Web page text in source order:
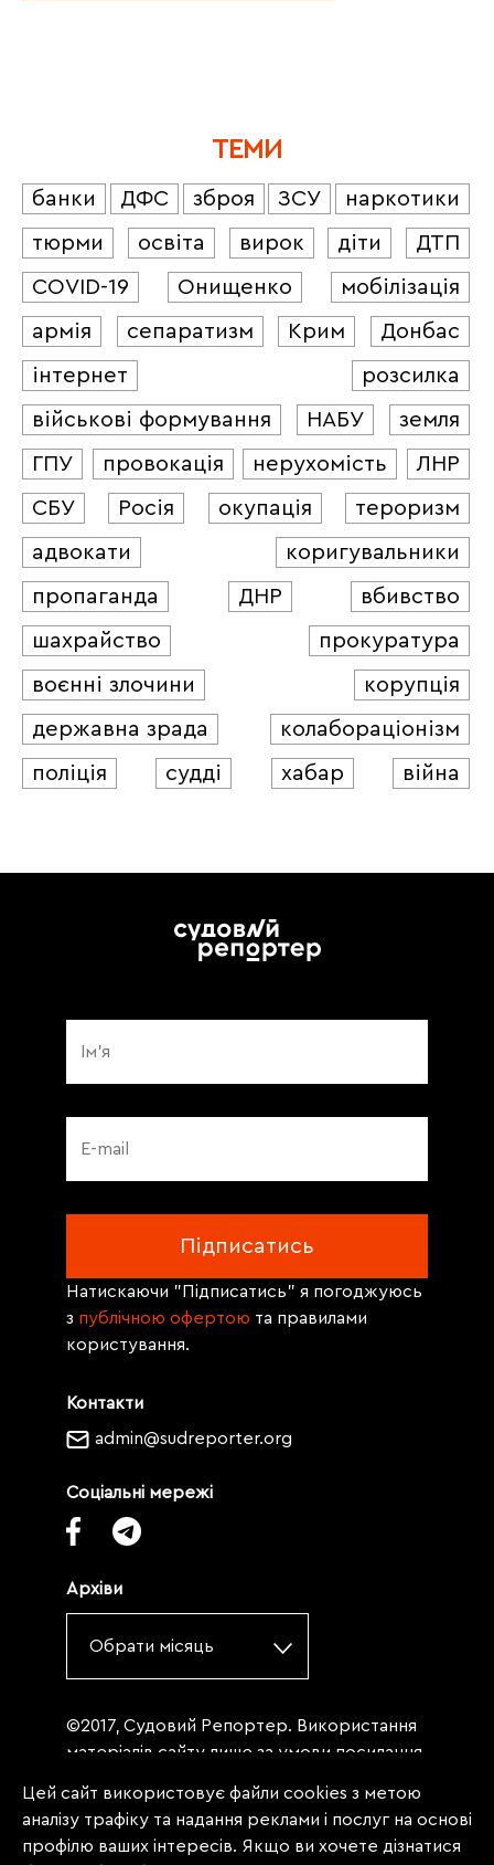
ТЕМИ
банки ДФС зброя ЗСУ
наркотики
тюрми
освіта вирок діти
ДТП
COVID-19
Онищенко
мобілізація
армія
сепаратизм Крим
Донбас
інтернет
розсилка
військові формування
НАБУ
земля
ГПУ
провокація нерухомість
ЛНР
СБУ
Росія окупація
тероризм
адвокати
коригувальники
пропаганда
ДНР
вбивство
шахрайство
прокуратура
воєнні злочини
корупція
державна зрада
колабораціонізм
поліція
судді хабар війна
Контакти
admin@sudreporter.org
Соціальні мережі
Архіви
Обрати місяць
Натискаючи "Підписатись" я погоджуюсь
з публічною офертою та правилами
користування.
©2017, Судовий Репортер. Використання
матеріалів сайту лише за умови посилання
«Судовий репортер» не нижче третього
абзацу. Матеріали, щодо яких міститься
заборона на повну републікацію
Цей сайт використовує файли cookies з метою
аналізу трафіку та надання реклами і послуг на основі
профілю ваших інтересів. Якщо ви хочете дізнатися